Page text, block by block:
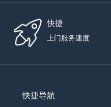
快捷
上门服务速度
快捷导航